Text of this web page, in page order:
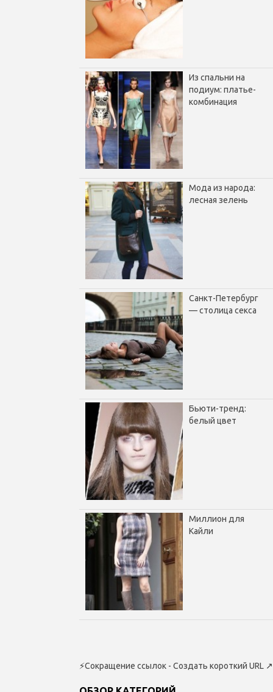
Из спальни на
подиум: платье-
комбинация
Мода из народа:
лесная зелень
Санкт-Петербург
— столица секса
Бьюти-тренд:
белый цвет
Миллион для
Кайли
⚡Сокращение ссылок - Создать короткий URL ↗